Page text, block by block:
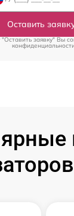
Оставить
заявку" Вы
конфиденциальности